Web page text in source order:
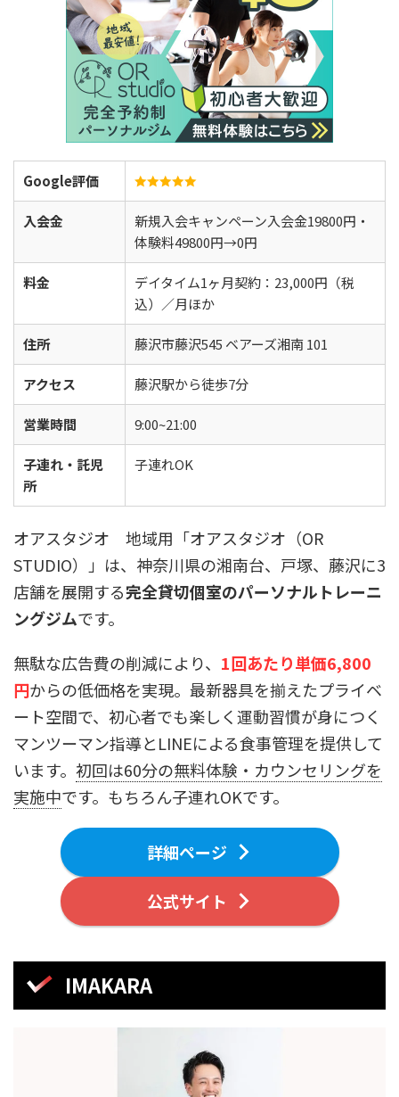
Google評価
入会金
新規入会キャンペーン入会金19800円・
体験料49800円→0円
料金
デイタイム1ヶ月契約：23,000円（税
込）／月ほか
住所 藤沢市藤沢545 ベアーズ湘南 101
アクセス 藤沢駅から徒歩7分
営業時間 9:00~21:00
子連れ・託児
所
子連れOK
オアスタジオ 地域用「オアスタジオ（OR
STUDIO）」は、神奈川県の湘南台、戸塚、藤沢に3
店舗を展開する完全貸切個室のパーソナルトレーニ
ングジムです。
無駄な広告費の削減により、 1回あたり単価6,800
円からの低価格を実現。最新器具を揃えたプライベ
ート空間で、初心者でも楽しく運動習慣が身につく
マンツーマン指導とLINEによる食事管理を提供して
います。 初回は60分の無料体験・カウンセリングを
実施中です。もちろん子連れOKです。
詳細ページ
公式サイト
IMAKARA